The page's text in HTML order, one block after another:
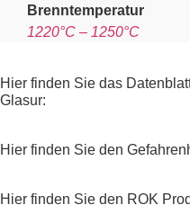
Brenntemperatur
1220°C – 1250°C
Hier finden Sie das
Glasur:
Hier finden Sie den
Hier finden Sie den ROK